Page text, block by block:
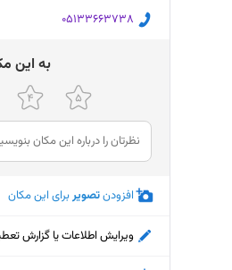
سه‌شنبه (امروز)
جمعه
شنبه
یکشنبه
دوشنبه
‎05133663738
ﺑﻪ اﯾﻦ
افزودنتصویربرای این مکان
ویرایش اطلاعات یا گزارش